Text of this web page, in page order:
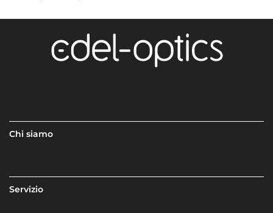
Chi siamo
Servizio